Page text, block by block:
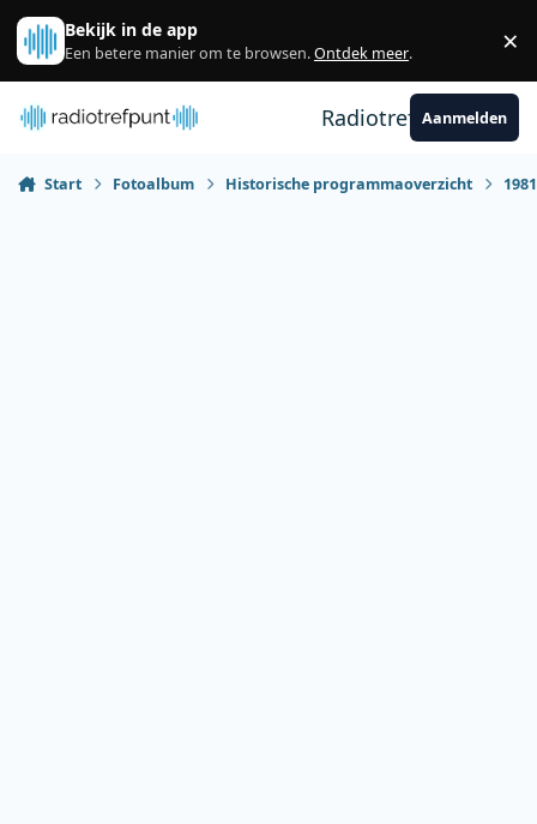
Spring naar bijdragen
Bekijk in de app
Een betere manier om te browsen.Ontdek meer. ×
RadiotrefpuntAanmelden
Start Fotoalbum Historische programmaoverzicht 1981